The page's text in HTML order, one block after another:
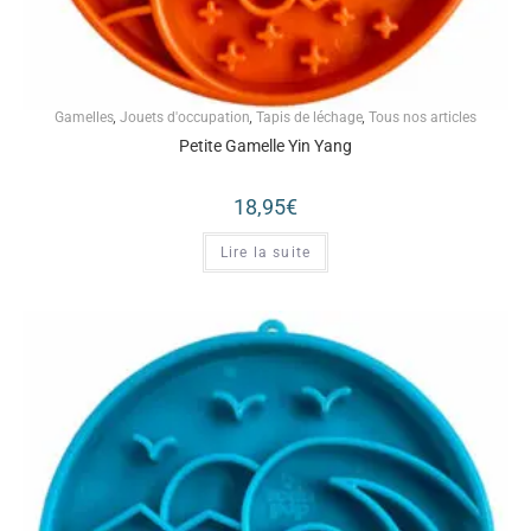
Gamelles, Jouets d'occupation, Tapis de léchage, Tous nos articles
Petite Gamelle Yin Yang
18,95€
Lire la suite